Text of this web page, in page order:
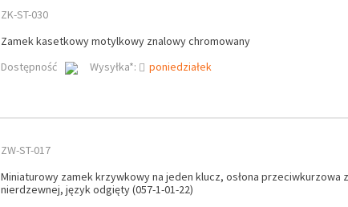
ZK-ST-030
Zamek kasetkowy motylkowy znalowy chromowany
Dostępność
Wysyłka*: poniedziałek
ZW-ST-017
Miniaturowy zamek krzywkowy na jeden klucz, osłona przeciwkurzowa
nierdzewnej, język odgięty (057-1-01-22)